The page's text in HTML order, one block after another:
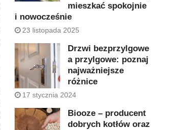
mieszkać spokojnie
i nowocześnie
23 listopada 2025
Drzwi bezprzylgowe
a przylgowe: poznaj
najważniejsze
różnice
17 stycznia 2024
Biooze – producent
dobrych kotłów oraz